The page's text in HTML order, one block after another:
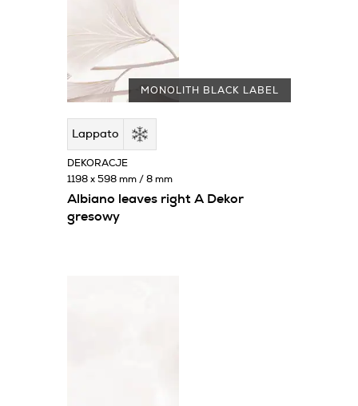
MONOLITH BLACK LABEL
Lappato
Albiano leaves right A Dekor
gresowy
DEKORACJE
1198 x 598 mm / 8 mm